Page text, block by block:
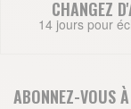
CHANGEZ
14 jours pour
ABONNEZ-VOUS